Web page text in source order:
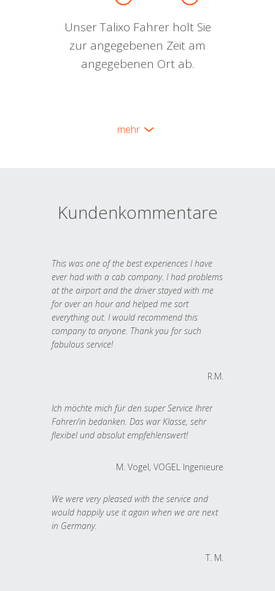
Unser Talixo Fahrer holt Sie
zur angegebenen Zeit am
angegebenen Ort ab.
mehr
Kundenkommentare
This was one of the best experiences I have
ever had with a cab company. I had problems
at the airport and the driver stayed with me
for over an hour and helped me sort
everything out. I would recommend this
company to anyone. Thank you for such
fabulous service!
R.M.
Ich möchte mich für den super Service Ihrer
Fahrer/in bedanken. Das war Klasse, sehr
flexibel und absolut empfehlenswert!
M. Vogel, VOGEL Ingenieure
We were very pleased with the service and
would happily use it again when we are next
in Germany.
T. M.